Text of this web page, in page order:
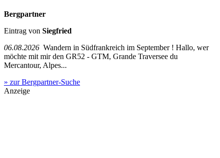
Bergpartner
Eintrag von Siegfried
06.08.2026 Wandern in Südfrankreich im September ! Hallo, wer
möchte mit mir den GR52 - GTM, Grande Traversee du
Mercantour, Alpes...
» zur Bergpartner-Suche
Anzeige